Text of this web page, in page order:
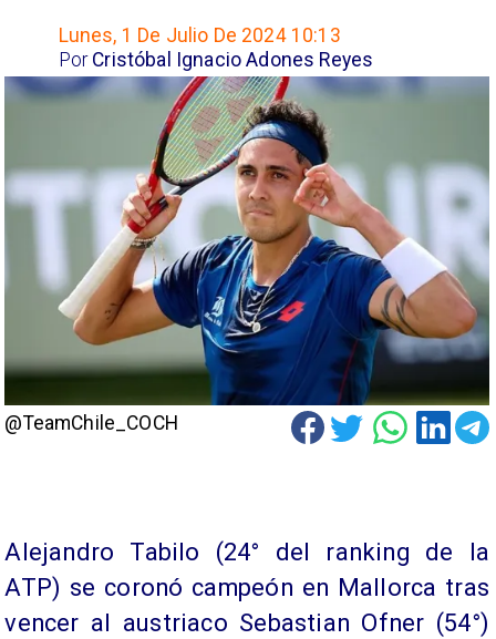
Lunes, 1 De Julio De 2024 10:13
Cristóbal Ignacio Adones Reyes
Por
@TeamChile_COCH
Alejandro Tabilo (24° del ranking de la
ATP) se coronó campeón en Mallorca tras
vencer al austriaco Sebastian Ofner (54°)